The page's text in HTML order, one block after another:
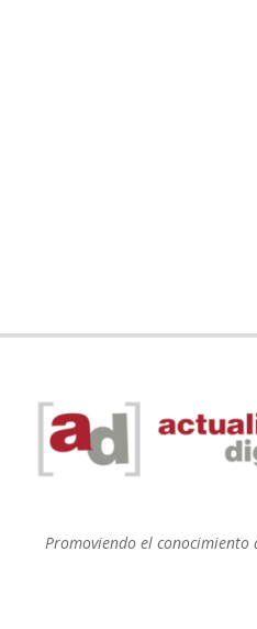
Promoviendo el conocimiento